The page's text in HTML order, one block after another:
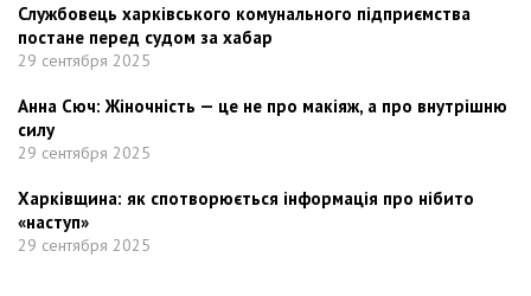
Службовець харківського комунального підприємства
постане перед судом за хабар
29 сентября 2025
Анна Сюч: Жіночність — це не про макіяж, а про внутрішню
силу
29 сентября 2025
Харківщина: як спотворюється інформація про нібито
«наступ»
29 сентября 2025